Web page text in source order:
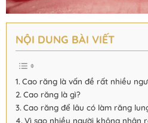
NỘI DUNG BÀI VIẾT
Cao răng là vấn đề rất nhiều
Cao răng là gì?
Cao răng để lâu có làm răng
Vì sao nhiều người không nhận